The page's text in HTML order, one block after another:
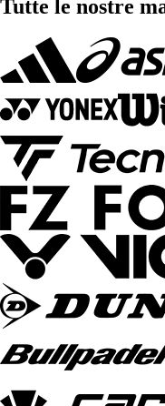
Tutte le nostre